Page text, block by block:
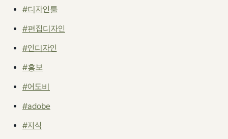
#디자인툴
#편집디자인
#인디자인
#홍보
#어도비
#adobe
#지식